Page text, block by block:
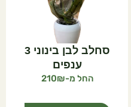
סחלב לבן בינוני 3
ענפים
210